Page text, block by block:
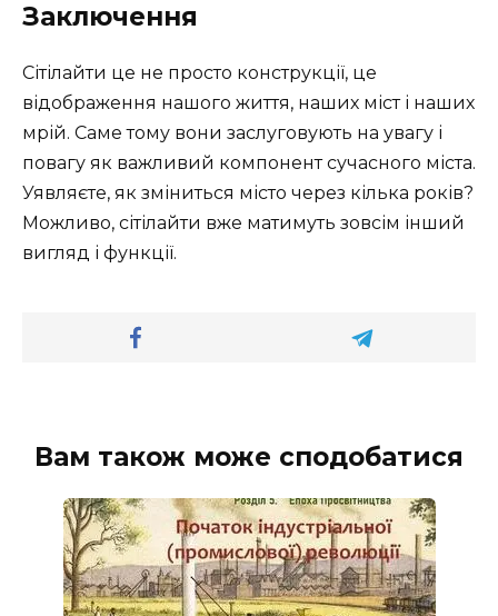
Заключення
Сітілайти це не просто конструкції, це
відображення нашого життя, наших міст і наших
мрій. Саме тому вони заслуговують на увагу і
повагу як важливий компонент сучасного міста.
Уявляєте, як зміниться місто через кілька років?
Можливо, сітілайти вже матимуть зовсім інший
вигляд і функції.
Вам також може сподобатися